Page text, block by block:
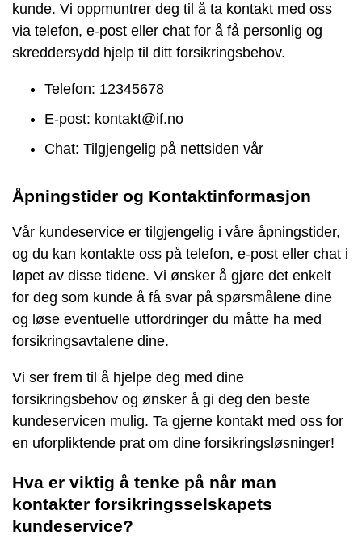
kunde. Vi oppmuntrer deg til å ta kontakt med oss
via telefon, e-post eller chat for å få personlig og
skreddersydd hjelp til ditt forsikringsbehov.
Telefon: 12345678
E-post: kontakt@if.no
Chat: Tilgjengelig på nettsiden vår
Åpningstider og Kontaktinformasjon
Vår kundeservice er tilgjengelig i våre åpningstider,
og du kan kontakte oss på telefon, e-post eller chat i
løpet av disse tidene. Vi ønsker å gjøre det enkelt
for deg som kunde å få svar på spørsmålene dine
og løse eventuelle utfordringer du måtte ha med
forsikringsavtalene dine.
Vi ser frem til å hjelpe deg med dine
forsikringsbehov og ønsker å gi deg den beste
kundeservicen mulig. Ta gjerne kontakt med oss for
en uforpliktende prat om dine forsikringsløsninger!
Hva er viktig å tenke på når man
kontakter forsikringsselskapets
kundeservice?